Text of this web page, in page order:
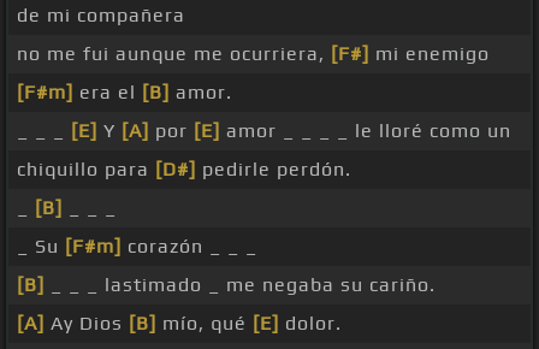
de mi compañera
no me fui aunque me ocurriera, [F#] mi enemigo
[F#m] era el [B] amor.
[E] Y [A] por [E] amor _ _ _ _ le lloré como un
chiquillo para [D#] pedirle perdón.
[B]
_ Su [F#m] corazón _ _ _
[B]
_ _ _ lastimado _ me negaba su cariño.
[A] Ay Dios [B] mío, qué [E] dolor.